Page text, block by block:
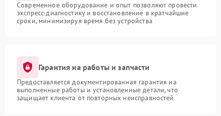
Современное оборудование и опыт позволяют провести
экспресс-диагностику и восстановление в кратчайшие
сроки, минимизируя время без устройства
Гарантия на работы и запчасти
Предоставляется документированная гарантия на
выполненные работы и установленные детали, что
защищает клиента от повторных неисправностей